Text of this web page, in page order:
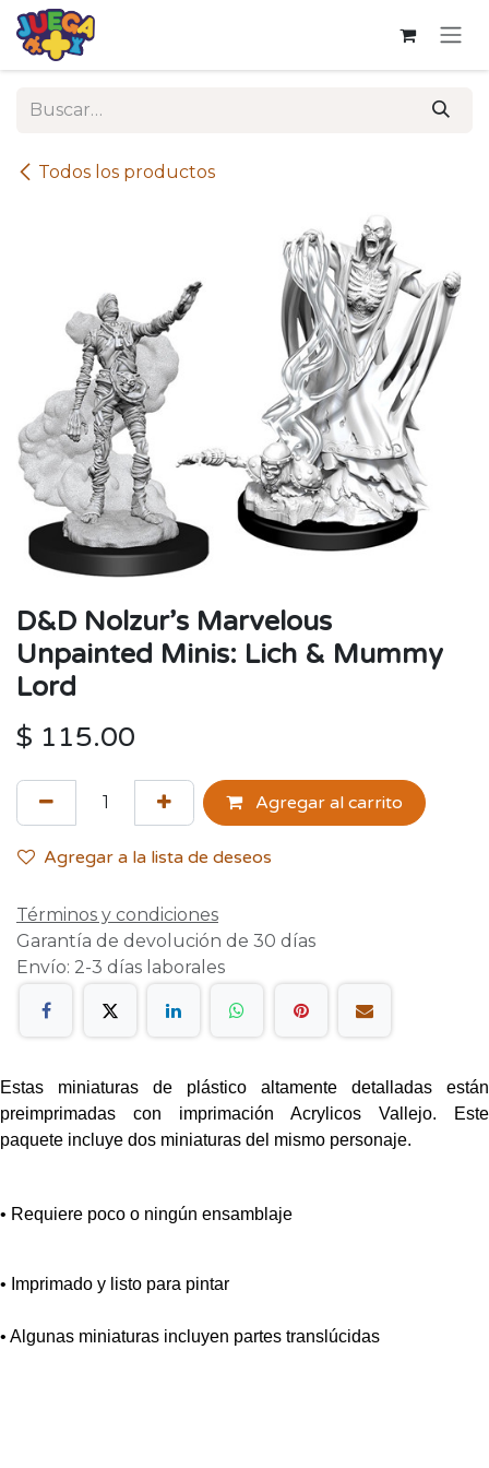
Ir al contenido
Todos los productos
D&D Nolzur’s Marvelous
Unpainted Minis: Lich & Mummy
Lord
$ 115.00
Agregar al carrito
Agregar a la lista de deseos
Términos y condiciones
Garantía de devolución de 30 días
Envío: 2-3 días laborales
Estas miniaturas de plástico altamente detalladas están
preimprimadas con imprimación Acrylicos Vallejo. Este
paquete incluye dos miniaturas del mismo personaje.
• Requiere poco o ningún ensamblaje
• Imprimado y listo para pintar
• Algunas miniaturas incluyen partes translúcidas